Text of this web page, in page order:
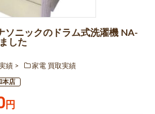
ソニックのドラム式洗濯機 NA-
した
績
家電 買取実績
本店
円